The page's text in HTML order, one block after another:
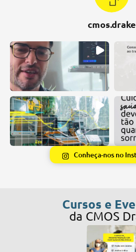
cmos.drake
Conheça-nos no
Cursos e
da CMOS